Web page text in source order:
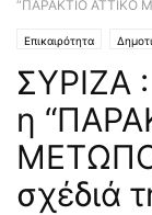
“ΠΑΡΑΚΤΙΟ ΑΤΤΙΚΟ
Επικαιρότητα
ΣΥΡΙΖΑ :
η
ΜΕΤΩΠΟ
σχέδιά